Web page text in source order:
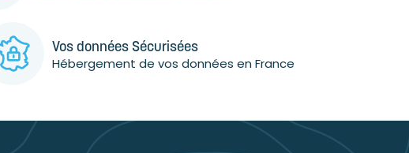
Vos données Sécurisées
Hébergement de vos données en France